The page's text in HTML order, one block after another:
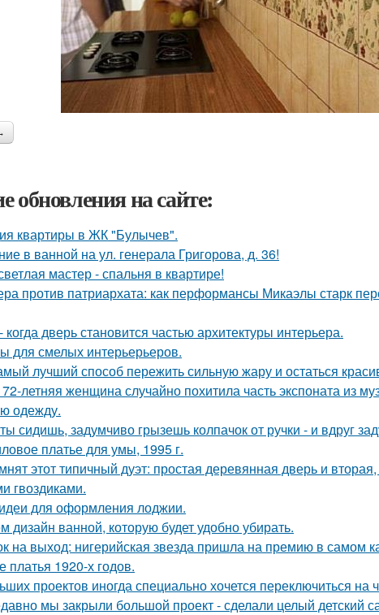
обновления на сайте:
квартиры в ЖК "Булычев".
в ванной на ул. генерала Григорова, д. 36!
мастер - спальня в квартире!
против патриархата: как перформансы Микаэлы старк
дверь становится частью архитектуры интерьера.
для смелых интерьерьеров.
лучший способ пережить сильную жару и остаться
летняя женщина случайно похитила часть экспоната из
одежду.
сидишь, задумчиво грызешь колпачок от ручки - и вдруг
платье для умы, 1995 г.
этот типичный дуэт: простая деревянная дверь и
гвоздиками.
для оформления лоджии.
дизайн ванной, которую будет удобно убирать.
на выход: нигерийская звезда пришла на премию в самом
1920-х годов.
проектов иногда специально хочется переключиться на
мы закрыли большой проект - сделали целый детский